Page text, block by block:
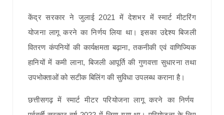
केंद्र सरकार ने जुलाई 2021 में देशभर में स्मार्ट मीटरिंग
योजना लागू करने का निर्णय लिया था। इसका उद्देश्य बिजली
वितरण कंपनियों की कार्यक्षमता बढ़ाना, तकनीकी एवं वाणिज्यिक
हानियों में कमी लाना, बिजली आपूर्ति की गुणवत्ता सुधारना तथा
उपभोक्ताओं को सटीक बिलिंग की सुविधा उपलब्ध कराना है।
छत्तीसगढ़ में स्मार्ट मीटर परियोजना लागू करने का निर्णय